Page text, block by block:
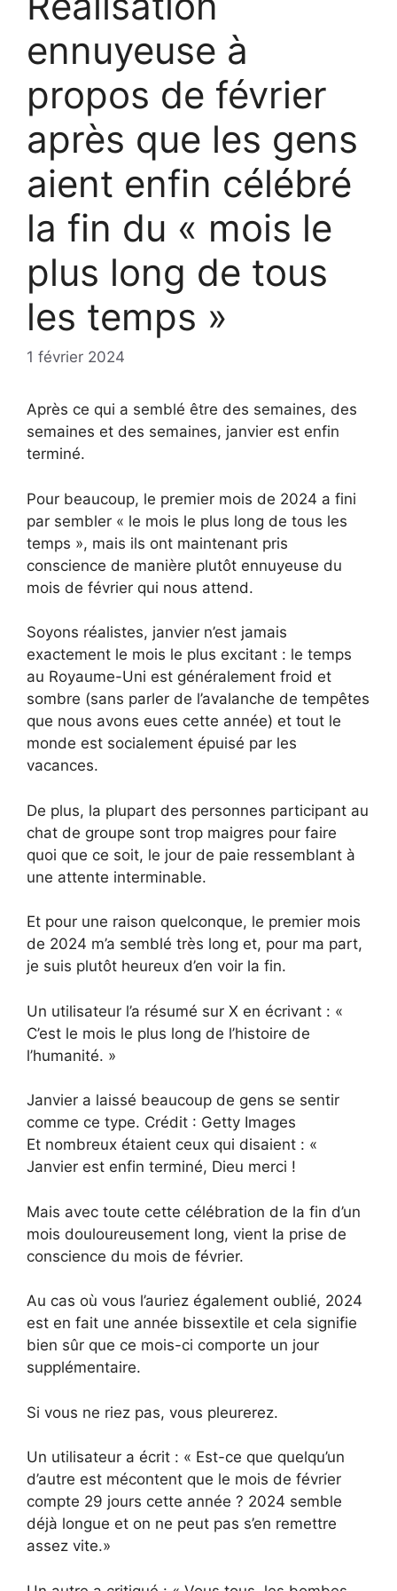
ennuyeuse à
propos de février
après que les gens
aient enfin célébré
la fin du « mois le
plus long de tous
les temps »
1 février 2024
Après ce qui a semblé être des semaines, des
semaines et des semaines, janvier est enfin
terminé.
Pour beaucoup, le premier mois de 2024 a fini
par sembler « le mois le plus long de tous les
temps », mais ils ont maintenant pris
conscience de manière plutôt ennuyeuse du
mois de février qui nous attend.
Soyons réalistes, janvier n’est jamais
exactement le mois le plus excitant : le temps
au Royaume-Uni est généralement froid et
sombre (sans parler de l’avalanche de tempêtes
que nous avons eues cette année) et tout le
monde est socialement épuisé par les
vacances.
De plus, la plupart des personnes participant au
chat de groupe sont trop maigres pour faire
quoi que ce soit, le jour de paie ressemblant à
une attente interminable.
Et pour une raison quelconque, le premier mois
de 2024 m’a semblé très long et, pour ma part,
je suis plutôt heureux d’en voir la fin.
Un utilisateur l’a résumé sur X en écrivant : «
C’est le mois le plus long de l’histoire de
l’humanité. »
Janvier a laissé beaucoup de gens se sentir
comme ce type. Crédit : Getty Images
Et nombreux étaient ceux qui disaient : «
Janvier est enfin terminé, Dieu merci !
Mais avec toute cette célébration de la fin d’un
mois douloureusement long, vient la prise de
conscience du mois de février.
Au cas où vous l’auriez également oublié, 2024
est en fait une année bissextile et cela signifie
bien sûr que ce mois-ci comporte un jour
supplémentaire.
Si vous ne riez pas, vous pleurerez.
Un utilisateur a écrit : « Est-ce que quelqu’un
d’autre est mécontent que le mois de février
compte 29 jours cette année ? 2024 semble
déjà longue et on ne peut pas s’en remettre
assez vite.»